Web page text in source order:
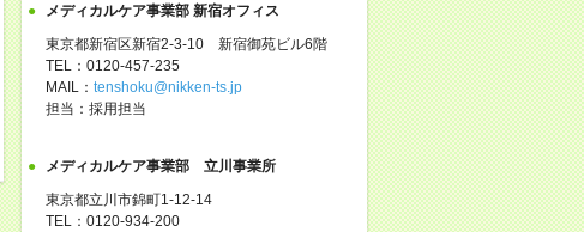
メディカルケア事業部 新宿オフィス
東京都新宿区新宿2-3-10 新宿御苑ビル6階
TEL：0120-457-235
MAIL： tenshoku@nikken-ts.jp
担当：採用担当
メディカルケア事業部 立川事業所
東京都立川市錦町1-12-14
TEL：0120-934-200